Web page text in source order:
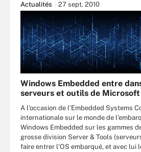
Actualités 27 sept. 2010
Windows Embedded entre
serveurs et outils de Microsoft
A l’occasion de l’Embedded Systems
internationale sur le monde de
Windows Embedded sur les gammes
grosse division Server & Tools
faire entrer l’OS embarqué, et avec lui